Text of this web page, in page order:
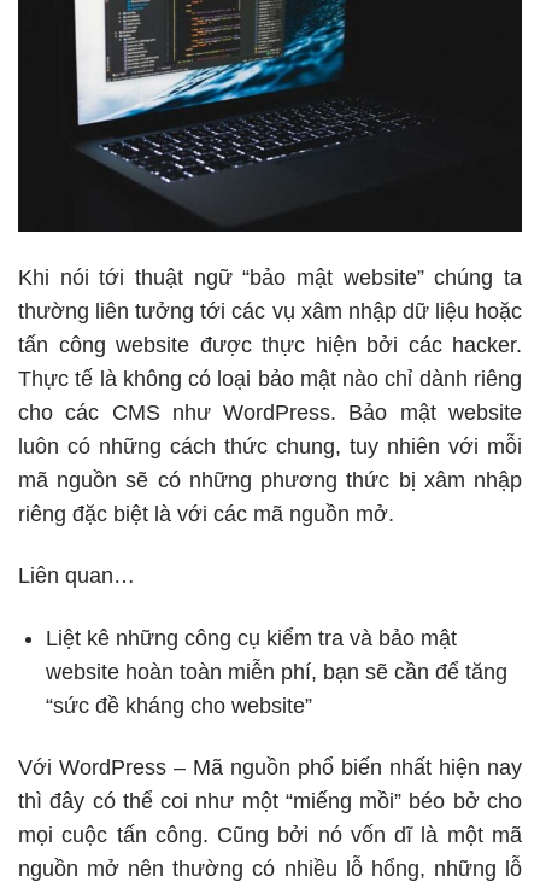
Khi nói tới thuật ngữ “bảo mật website” chúng ta
thường liên tưởng tới các vụ xâm nhập dữ liệu hoặc
tấn công website được thực hiện bởi các hacker.
Thực tế là không có loại bảo mật nào chỉ dành riêng
cho các CMS như WordPress. Bảo mật website
luôn có những cách thức chung, tuy nhiên với mỗi
mã nguồn sẽ có những phương thức bị xâm nhập
riêng đặc biệt là với các mã nguồn mở.
Liên quan…
Liệt kê những công cụ kiểm tra và bảo mật
website hoàn toàn miễn phí, bạn sẽ cần để tăng
“sức đề kháng cho website”
Với WordPress – Mã nguồn phổ biến nhất hiện nay
thì đây có thể coi như một “miếng mồi” béo bở cho
mọi cuộc tấn công. Cũng bởi nó vốn dĩ là một mã
nguồn mở nên thường có nhiều lỗ hổng, những lỗ